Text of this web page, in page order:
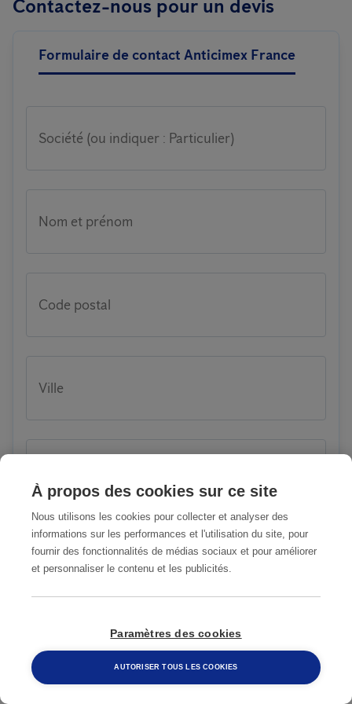
l'environnement.
pigeons, car ils peuvent présenter des risques pour les humains,
Contactez-nous pour un devis
Formulaire de contact Anticimex France
Société (ou indiquer : Particulier)
Nom et prénom
Code postal
Ville
E-mail
Raison de votre demande
À propos des cookies sur ce site
Nous utilisons les cookies pour collecter et analyser des
informations sur les performances et l'utilisation du site, pour
fournir des fonctionnalités de médias sociaux et pour améliorer
et personnaliser le contenu et les publicités.
Paramètres des cookies
AUTORISER TOUS LES COOKIES